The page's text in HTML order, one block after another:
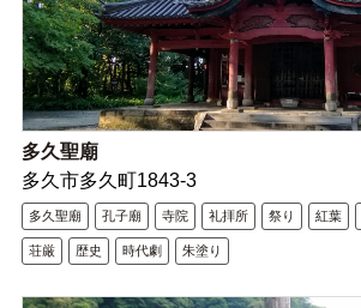
多久聖廟
多久市多久町1843‐3
多久聖廟 孔子廟 寺院 礼拝所 祭り 紅葉
荘厳 歴史 時代劇 朱塗り